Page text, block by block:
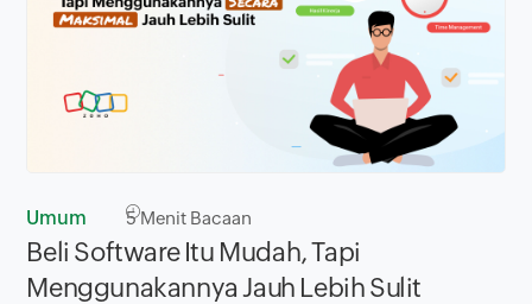
Umum 5Menit Bacaan
Beli Software Itu Mudah, Tapi
Menggunakannya Jauh Lebih Sulit